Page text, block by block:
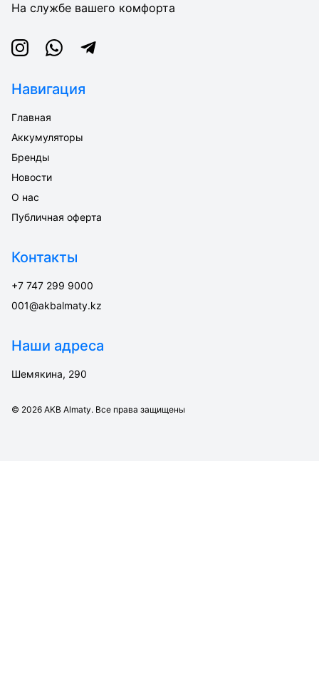
На службе вашего комфорта
InstagramWhatsappTelegram
Навигация
Главная
Аккумуляторы
Бренды
Новости
О нас
Публичная оферта
Контакты
+7 747 299 9000
001@akbalmaty.kz
Наши адреса
Шемякина, 290
© 2026 AKB Almaty. Все права защищены